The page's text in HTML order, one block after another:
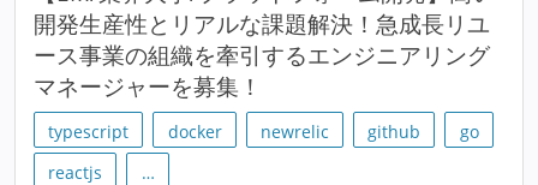
開発生産性とリアルな課題解決！急成長リユ
ース事業の組織を牽引するエンジニアリング
マネージャーを募集！
typescript docker newrelic github
go
reactjs
…